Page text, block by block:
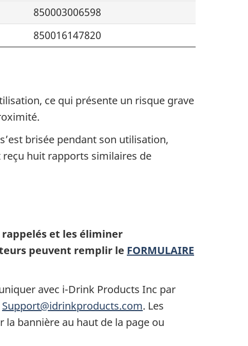
850003006598
850016147820
ce qui présente un risque grave
brisée pendant son utilisation,
reçu huit rapports similaires de
et les éliminer
peuvent remplir le FORMULAIRE
avec i-Drink Products Inc par
Support@idrinkproducts.com. Les
la bannière au haut de la page ou